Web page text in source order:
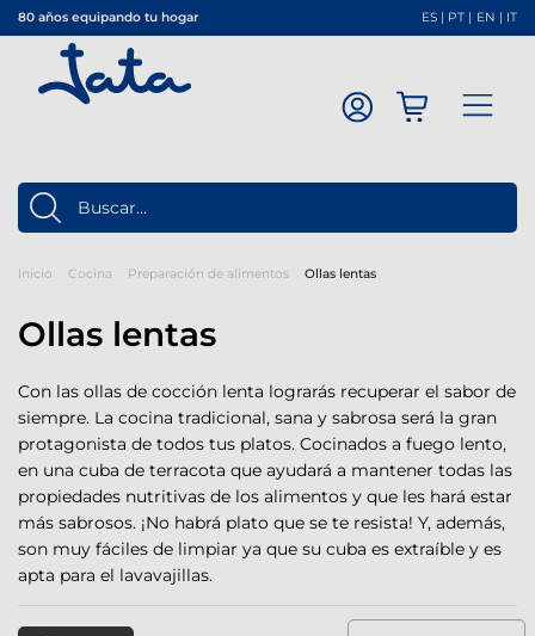
80 años equipando tu hogar ES | PT | EN | IT
Inicio Cocina Preparación de alimentos Ollas lentas
Ollas lentas
Con las ollas de cocción lenta lograrás recuperar el sabor de
siempre. La cocina tradicional, sana y sabrosa será la gran
protagonista de todos tus platos. Cocinados a fuego lento,
en una cuba de terracota que ayudará a mantener todas las
propiedades nutritivas de los alimentos y que les hará estar
más sabrosos. ¡No habrá plato que se te resista! Y, además,
son muy fáciles de limpiar ya que su cuba es extraíble y es
apta para el lavavajillas.